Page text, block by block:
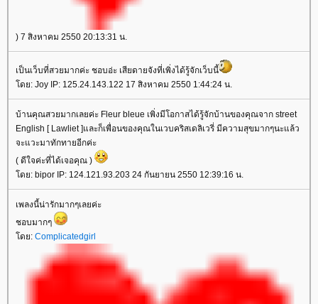
) 7 สิงหาคม 2550 20:13:31 น.
เป็นเว็บที่สวยมากค่ะ ชอบอ่ะ เสียดายจังที่เพิ่งได้รู้จักเว็บนี้
ดย: Joy IP: 125.24.143.122 17 สิงหาคม 2550 1:44:24 น.
บ้านคุณสวยมากเลยค่ะ Fleur bleue เพิ่งมีโอกาสได้รู้จักบ้านของคุณจาก street
English [ Lawliet ]และก็เพื่อนของคุณในเวบคริสเดลิเวรี่ มีความสุขมากๆนะแล้ว
จะแวะมาทักทายอีกค่ะ
( ดีใจค่ะที่ได้เจอคุณ )
ดย: bipor IP: 124.121.93.203 24 กันยายน 2550 12:39:16 น.
เพลงนี้น่ารักมากๆเลยค่ะ
ชอบมากๆ
ดย: Complicatedgirl